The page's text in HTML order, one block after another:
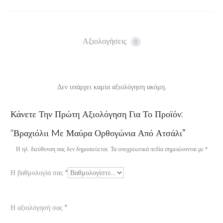
Αξιολογήσεις 0
Α
ξ
ο
ο
Δεν υπάρχει καμία αξιολόγηση ακόμη.
Κάνετε Την Πρώτη Αξιολόγηση Για Το Προϊόν:
“Βραχιόλιι Mε Μαύρα Ορθογώνια Από Ατσάλι”
Η ηλ. διεύθυνση σας δεν δημοσιεύεται. Τα υποχρεωτικά πεδία σημειώνονται με *
Η βαθμολογία σας *
Η αξιολόγησή σας *